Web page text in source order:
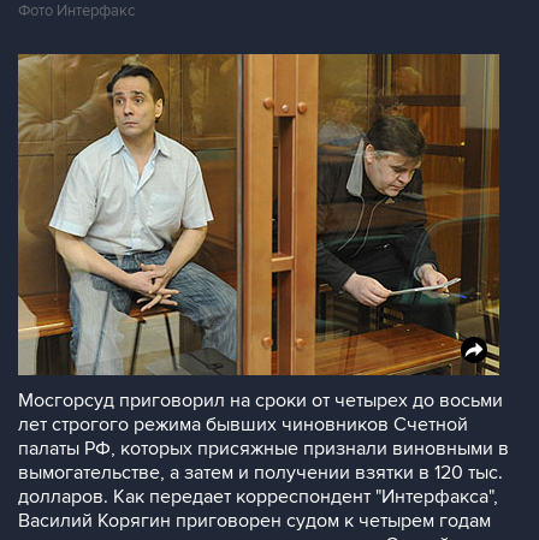
Фото Интерфакс
Мосгорсуд приговорил на сроки от четырех до восьми
лет строгого режима бывших чиновников Счетной
палаты РФ, которых присяжные признали виновными в
вымогательстве, а затем и получении взятки в 120 тыс.
долларов. Как передает корреспондент "Интерфакса",
Василий Корягин приговорен судом к четырем годам